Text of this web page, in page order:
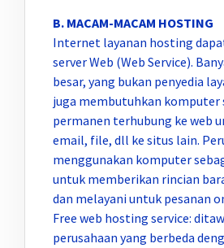
B. MACAM-MACAM HOSTING
Internet layanan hosting
server Web (Web Service).
besar, yang bukan penyedia
juga membutuhkan komputer
permanen terhubung ke web
email, file, dll ke situs lain.
menggunakan komputer
untuk memberikan rincian
dan melayani untuk pesanan
Free web hosting service:
perusahaan yang berbeda